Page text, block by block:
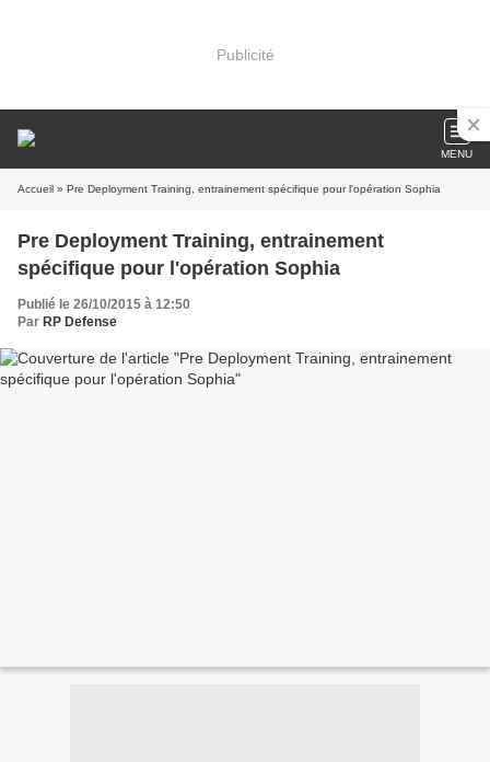
Publicité
MENU
Accueil » Pre Deployment Training, entrainement spécifique pour l'opération Sophia
Pre Deployment Training, entrainement
spécifique pour l'opération Sophia
Publié le 26/10/2015 à 12:50
Par RP Defense